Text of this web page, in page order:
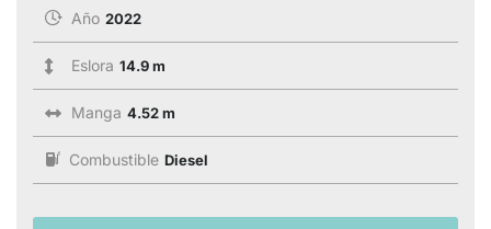
Año 2022
Eslora 14.9 m
Manga 4.52 m
Combustible Diesel